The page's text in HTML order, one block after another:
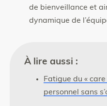
de bienveillance et
dynamique de
À lire aussi :
Fatigue du «
personnel sans